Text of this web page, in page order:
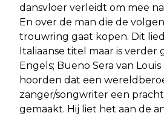
dansvloer verleidt om mee
En over de man die de
trouwring gaat kopen. Dit
Italiaanse titel maar is
Engels; Bueno Sera van Louis
hoorden dat een
zanger/songwriter een
gemaakt. Hij liet het aan de